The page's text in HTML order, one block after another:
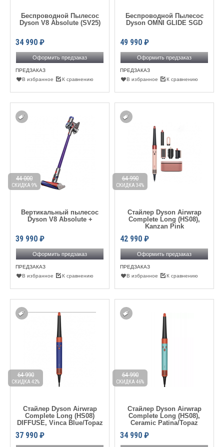
Беспроводной Пылесос
Dyson V8 Absolute (SV25)
34 990 ₽
Оформить предзаказ
ПРЕДЗАКАЗ
В избранное
К сравнению
Беспроводной Пылесос
Dyson OMNI GLIDE SGD
49 990 ₽
Оформить предзаказ
ПРЕДЗАКАЗ
В избранное
К сравнению
Вертикальный пылесос
Dyson V8 Absolute +
39 990 ₽
44 000
СКИДКА 9%
Оформить предзаказ
ПРЕДЗАКАЗ
В избранное
К сравнению
Стайлер Dyson Airwrap
Complete Long (HS08),
Kanzan Pink
42 990 ₽
64 990
СКИДКА 34%
Оформить предзаказ
ПРЕДЗАКАЗ
В избранное
К сравнению
Стайлер Dyson Airwrap
Complete Long (HS08)
DIFFUSE, Vinca Blue/Topaz
37 990 ₽
64 990
СКИДКА 42%
Стайлер Dyson Airwrap
Complete Long (HS08),
Ceramic Patina/Topaz
34 990 ₽
64 990
СКИДКА 46%